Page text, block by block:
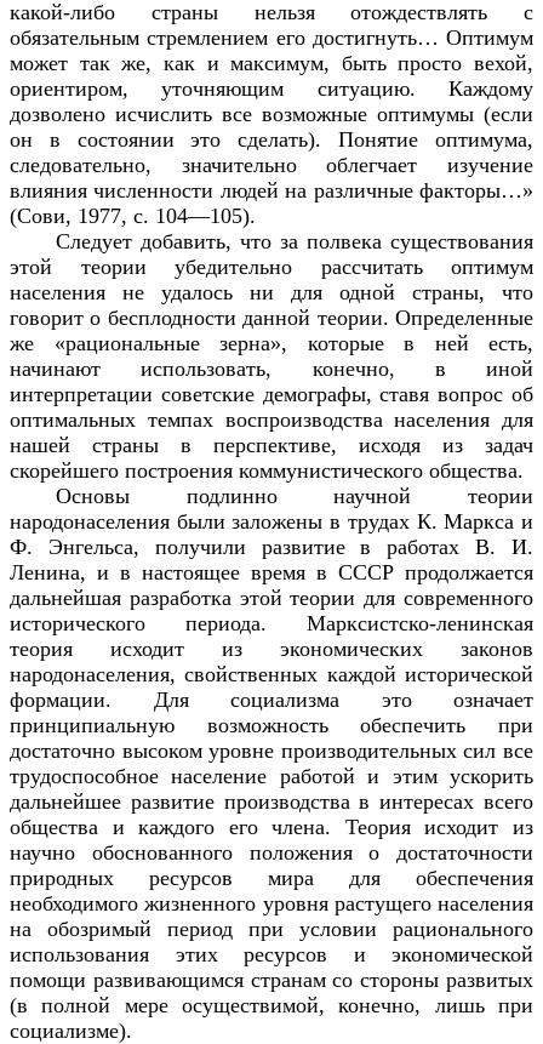
какой-либо страны нельзя отождествлять с
обязательным стремлением его достигнуть… Оптимум
может так же, как и максимум, быть просто вехой,
ориентиром, уточняющим ситуацию. Каждому
дозволено исчислить все возможные оптимумы (если
он в состоянии это сделать). Понятие оптимума,
следовательно, значительно облегчает изучение
влияния численности людей на различные факторы…»
(Сови, 1977, с. 104—105).
Следует добавить, что за полвека существования
этой теории убедительно рассчитать оптимум
населения не удалось ни для одной страны, что
говорит о бесплодности данной теории. Определенные
же «рациональные зерна», которые в ней есть,
начинают использовать, конечно, в иной
интерпретации советские демографы, ставя вопрос об
оптимальных темпах воспроизводства населения для
нашей страны в перспективе, исходя из задач
скорейшего построения коммунистического общества.
Основы подлинно научной теории
народонаселения были заложены в трудах К. Маркса и
Ф. Энгельса, получили развитие в работах В. И.
Ленина, и в настоящее время в СССР продолжается
дальнейшая разработка этой теории для современного
исторического периода. Марксистско-ленинская
теория исходит из экономических законов
народонаселения, свойственных каждой исторической
формации. Для социализма это означает
принципиальную возможность обеспечить при
достаточно высоком уровне производительных сил все
трудоспособное население работой и этим ускорить
дальнейшее развитие производства в интересах всего
общества и каждого его члена. Теория исходит из
научно обоснованного положения о достаточности
природных ресурсов мира для обеспечения
необходимого жизненного уровня растущего населения
на обозримый период при условии рационального
использования этих ресурсов и экономической
помощи развивающимся странам со стороны развитых
(в полной мере осуществимой, конечно, лишь при
социализме).